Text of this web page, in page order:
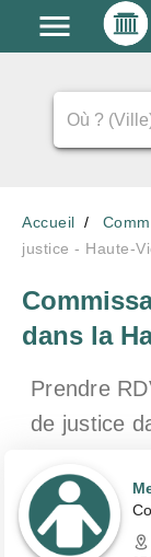
Accueil
justice - Haute-
dans la
Prendre
de justice